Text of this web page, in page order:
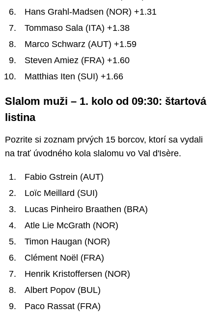
Hans Grahl-Madsen (NOR) +1.31
Tommaso Sala (ITA) +1.38
Marco Schwarz (AUT) +1.59
Steven Amiez (FRA) +1.60
Matthias Iten (SUI) +1.66
Slalom muži – 1. kolo od 09:30: štartová
listina
Pozrite si zoznam prvých 15 borcov, ktorí sa vydali
na trať úvodného kola slalomu vo Val d'Isère.
Fabio Gstrein (AUT)
Loïc Meillard (SUI)
Lucas Pinheiro Braathen (BRA)
Atle Lie McGrath (NOR)
Timon Haugan (NOR)
Clément Noël (FRA)
Henrik Kristoffersen (NOR)
Albert Popov (BUL)
Paco Rassat (FRA)